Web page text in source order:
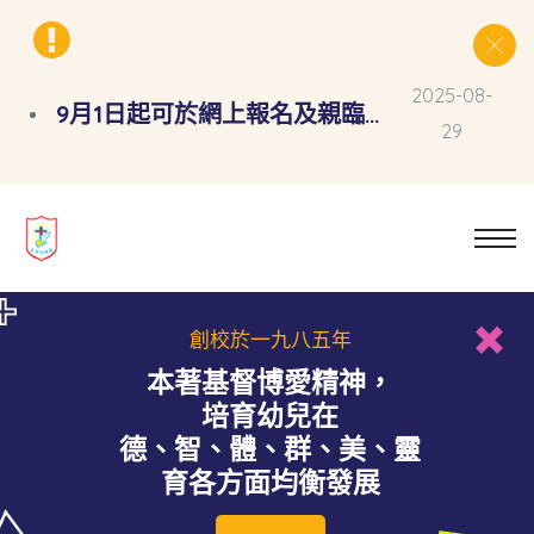
9月1日起可於網上報名及親臨索取表格。
2025-08-
29
創校於一九八五年
本著基督博愛精神，
培育幼兒在
德、智、體、群、美、靈
育各方面均衡發展
教育